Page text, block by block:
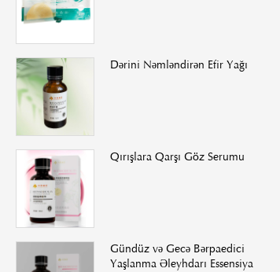
Dərini Nəmləndirən Efir Yağı
Qırışlara Qarşı Göz Serumu
Gündüz və Gecə Bərpaedici
Yaşlanma Əleyhdarı Essensiya